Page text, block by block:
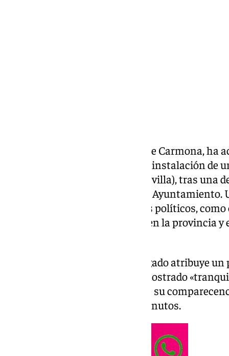
El Juzgado mixto número uno de Carmona, ha
declaraciones ante el caso de la instalación de
Gandul en Mairena del Alcor (Sevilla), tras una
delitos en las tramitaciones del Ayuntamiento.
han sido citados algunos cargos políticos,
delegado del Gobierno andaluz en la provincia
Ricardo Sánchez, a quien el juzgado atribuye
administración desleal, se ha mostrado
de comunicación con motivo de su
prolongado durante unos 40 minutos.